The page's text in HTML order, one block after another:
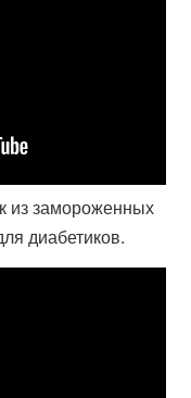
из замороженных
диабетиков.